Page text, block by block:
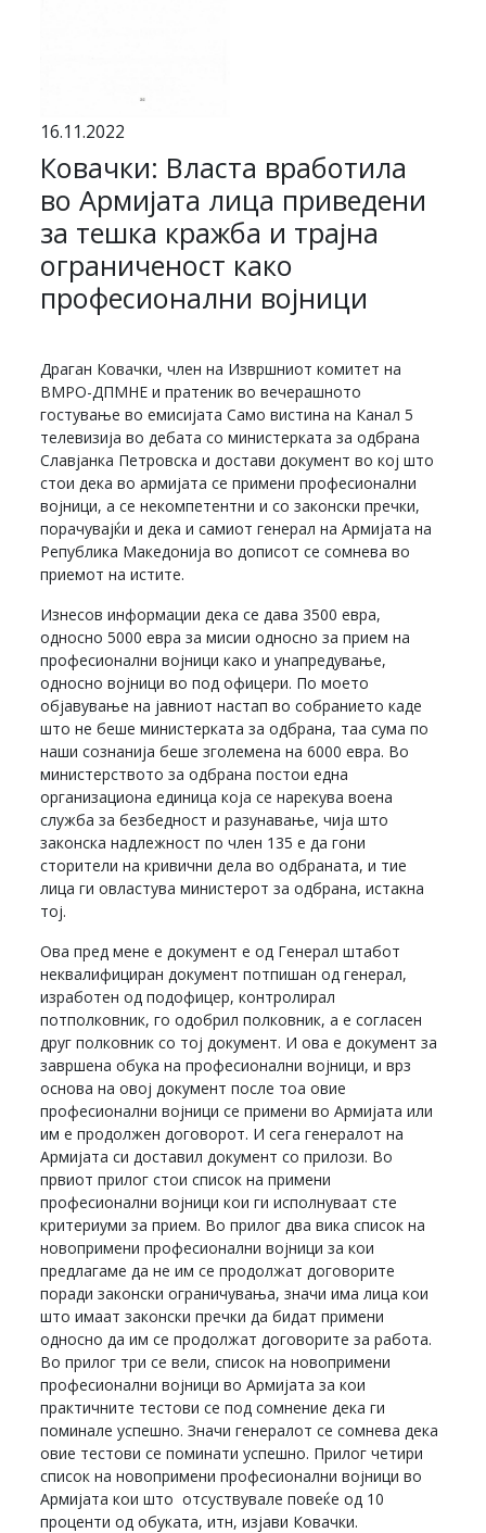
16.11.2022
Ковачки: Власта вработила
во Армијата лица приведени
за тешка кражба и трајна
ограниченост како
професионални војници
Драган Ковачки, член на Извршниот комитет на
ВМРО-ДПМНЕ и пратеник во вечерашното
гостување во емисијата Само вистина на Канал 5
телевизија во дебата со министерката за одбрана
Славјанка Петровска и достави документ во кој што
стои дека во армијата се примени професионални
војници, а се некомпетентни и со законски пречки,
порачувајќи и дека и самиот генерал на Армијата на
Република Македонија во дописот се сомнева во
приемот на истите.
Изнесов информации дека се дава 3500 евра,
односно 5000 евра за мисии односно за прием на
професионални војници како и унапредување,
односно војници во под офицери. По моето
објавување на јавниот настап во собранието каде
што не беше министерката за одбрана, таа сума по
наши сознанија беше зголемена на 6000 евра. Во
министерството за одбрана постои една
организациона единица која се нарекува воена
служба за безбедност и разунавање, чија што
законска надлежност по член 135 е да гони
сторители на кривични дела во одбраната, и тие
лица ги овластува министерот за одбрана, истакна
тој.
Ова пред мене е документ е од Генерал штабот
неквалифициран документ потпишан од генерал,
изработен од подофицер, контролирал
потполковник, го одобрил полковник, а е согласен
друг полковник со тој документ. И ова е документ за
завршена обука на професионални војници, и врз
основа на овој документ после тоа овие
професионални војници се примени во Армијата или
им е продолжен договорот. И сега генералот на
Армијата си доставил документ со прилози. Во
првиот прилог стои список на примени
професионални војници кои ги исполнуваат сте
критериуми за прием. Во прилог два вика список на
новопримени професионални војници за кои
предлагаме да не им се продолжат договорите
поради законски ограничувања, значи има лица кои
што имаат законски пречки да бидат примени
односно да им се продолжат договорите за работа.
Во прилог три се вели, список на новопримени
професионални војници во Армијата за кои
практичните тестови се под сомнение дека ги
поминале успешно. Значи генералот се сомнева дека
овие тестови се поминати успешно. Прилог четири
список на новопримени професионални војници во
Армијата кои што отсуствувале повеќе од 10
проценти од обуката, итн, изјави Ковачки.